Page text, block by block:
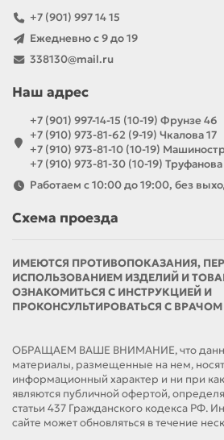
+7 (901) 997 14 15
Ежедневно с 9 до 19
338130@mail.ru
Наш адрес
+7 (901) 997-14-15 (10-19) Фрунзе 46
+7 (910) 973-81-62 (9-19) Чкалова 17
+7 (910) 973-81-10 (10-19)
+7 (910) 973-81-30 (10-19) Труфанова
Работаем с 10:00 до 19:00, без
Схема проезда
ИМЕЮТСЯ ПРОТИВОПОКАЗАНИЯ,
ИСПОЛЬЗОВАНИЕМ ИЗДЕЛИЙ И
ОЗНАКОМИТЬСЯ С ИНСТРУКЦИЕЙ И
ПРОКОНСУЛЬТИРОВАТЬСЯ С ВРАЧОМ
ОБРАЩАЕМ ВАШЕ ВНИМАНИЕ, что
материалы, размещенные на нем,
информационный характер и ни при
являются публичной офертой,
статьи 437 Гражданского кодекса РФ.
сайте может обновляться в течение